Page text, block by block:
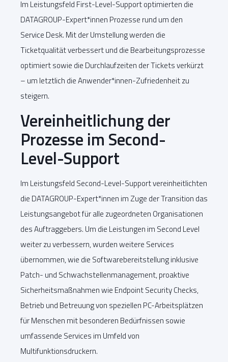
Im Leistungsfeld First-Level-Support optimierten die
DATAGROUP-Expert*innen Prozesse rund um den
Service Desk. Mit der Umstellung werden die
Ticketqualität verbessert und die Bearbeitungsprozesse
optimiert sowie die Durchlaufzeiten der Tickets verkürzt
– um letztlich die Anwender*innen-Zufriedenheit zu
steigern.
Vereinheitlichung der
Prozesse im Second-
Level-Support
Im Leistungsfeld Second-Level-Support vereinheitlichten
die DATAGROUP-Expert*innen im Zuge der Transition das
Leistungsangebot für alle zugeordneten Organisationen
des Auftraggebers. Um die Leistungen im Second Level
weiter zu verbessern, wurden weitere Services
übernommen, wie die Softwarebereitstellung inklusive
Patch- und Schwachstellenmanagement, proaktive
Sicherheitsmaßnahmen wie Endpoint Security Checks,
Betrieb und Betreuung von speziellen PC-Arbeitsplätzen
für Menschen mit besonderen Bedürfnissen sowie
umfassende Services im Umfeld von
Multifunktionsdruckern.